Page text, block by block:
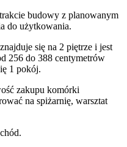
budowy z planowanym
do użytkowania.
znajduje się na 2 piętrze i jest
256 do 388 centymetrów
1 pokój.
zakupu komórki
na spiżarnię, warsztat